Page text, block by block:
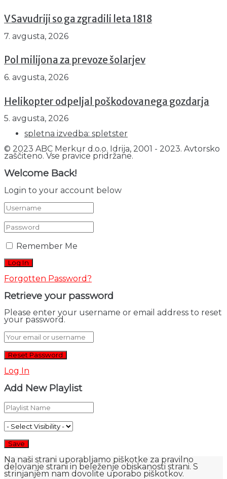
V Savudriji so ga zgradili leta 1818
7. avgusta, 2026
Pol milijona za prevoze šolarjev
6. avgusta, 2026
Helikopter odpeljal poškodovanega gozdarja
5. avgusta, 2026
spletna izvedba: spletster
© 2023 ABC Merkur d.o.o. Idrija, 2001 - 2023. Avtorsko
zaščiteno. Vse pravice pridržane.
Welcome Back!
Login to your account below
Remember Me
Forgotten Password?
Retrieve your password
Please enter your username or email address to reset
your password.
Log In
Add New Playlist
Na naši strani uporabljamo piškotke za pravilno
delovanje strani in beleženje obiskanosti strani. S
strinjanjem nam dovolite uporabo piškotkov.